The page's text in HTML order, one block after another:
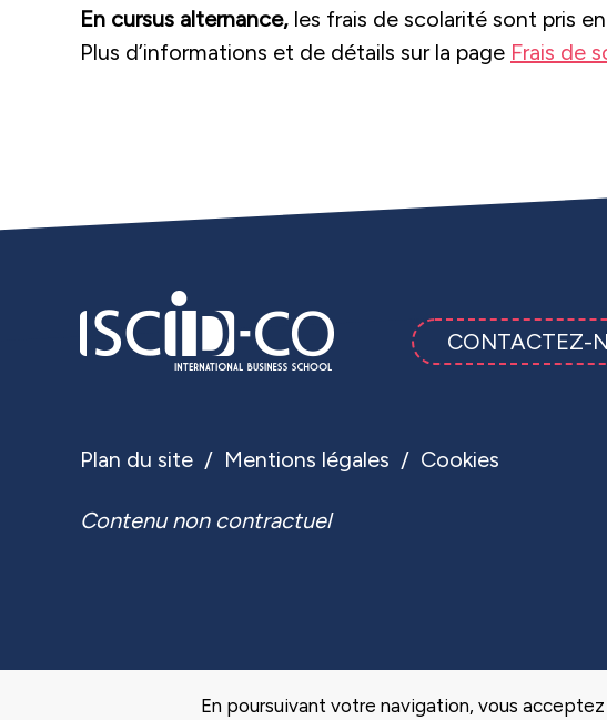
En cursus alternance, les frais de scolarité sont pris
Plus d’informations et de détails sur la page Frais de
CONTACTEZ-
Plan du site Mentions légales Cookies
Contenu non contractuel
En poursuivant votre navigation, vous